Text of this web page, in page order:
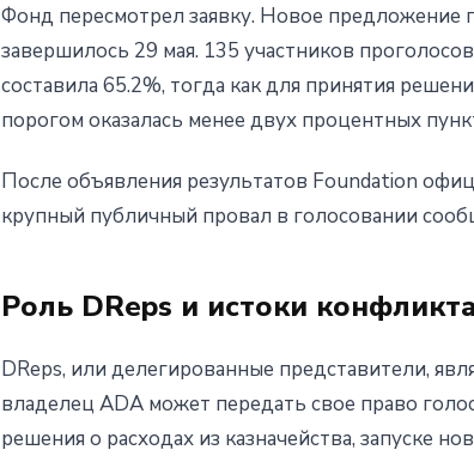
Фонд пересмотрел заявку. Новое предложение
завершилось 29 мая. 135 участников
составила 65.2%, тогда как для принятия
порогом оказалась менее двух процентных
После объявления результатов Foundation
крупный публичный провал в голосовании
Роль DReps и истоки конфликта
DReps, или делегированные представители,
владелец ADA может передать свое право
решения о расходах из казначейства, запуске